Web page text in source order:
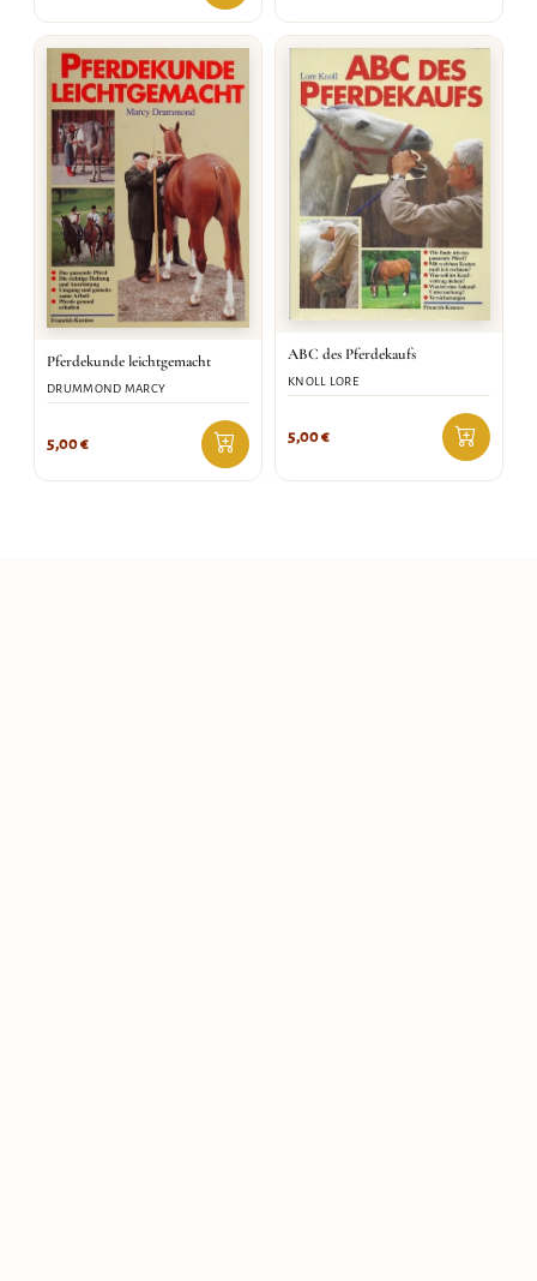
Pferdekunde leichtgemacht
DRUMMOND MARCY
5,00€
ABC des Pferdekaufs
KNOLL LORE
5,00€